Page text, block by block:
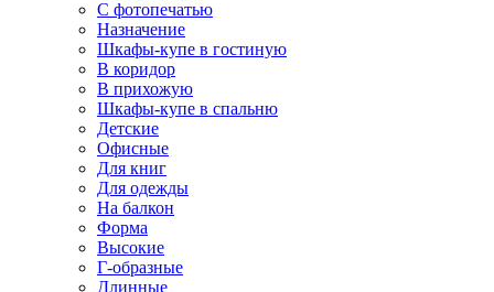
С фотопечатью
Назначение
Шкафы-купе в гостиную
В коридор
В прихожую
Шкафы-купе в спальню
Детские
Офисные
Для книг
Для одежды
На балкон
Форма
Высокие
Г-образные
Длинные